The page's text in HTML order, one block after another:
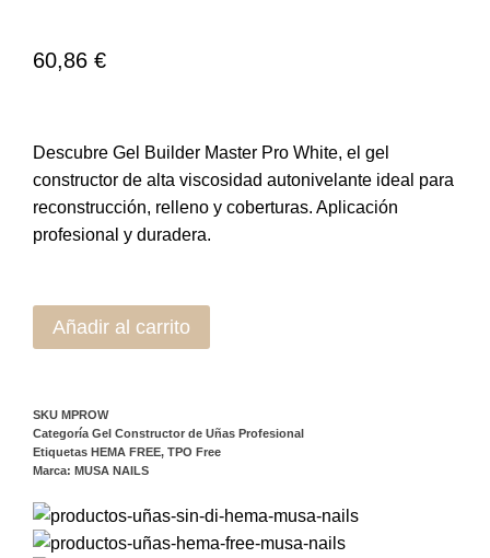
60,86 €
Descubre Gel Builder Master Pro White, el gel
constructor de alta viscosidad autonivelante ideal para
reconstrucción, relleno y coberturas. Aplicación
profesional y duradera.
Añadir al carrito
SKU MPROW
Categoría Gel Constructor de Uñas Profesional
Etiquetas HEMA FREE, TPO Free
Marca: MUSA NAILS